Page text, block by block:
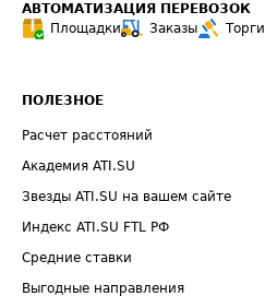
АВТОМАТИЗАЦИЯ ПЕРЕВОЗОК
Площадки
Заказы Торги
ПОЛЕЗНОЕ
Расчет расстояний
Академия ATI.SU
Звезды ATI.SU на вашем сайте
Индекс ATI.SU FTL РФ
Средние ставки
Выгодные направления